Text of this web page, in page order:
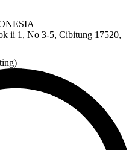
ii 1, No 3-5, Cibitung 17520,